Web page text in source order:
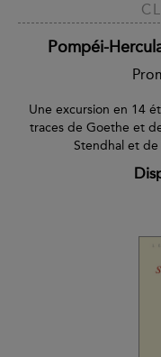
Pompéi-
Une excursion en 14
traces de Goethe et
Stendhal et